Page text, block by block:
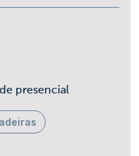
presencial